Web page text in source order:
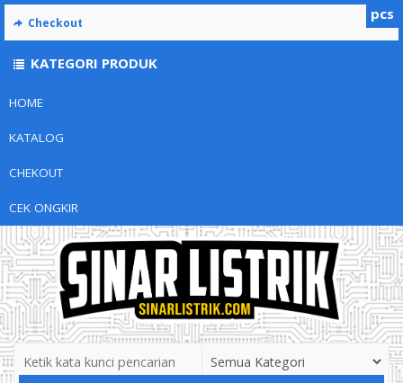
HOME
KATALOG
CHEKOUT
CEK ONGKIR
pcs
Checkout
KATEGORI PRODUK